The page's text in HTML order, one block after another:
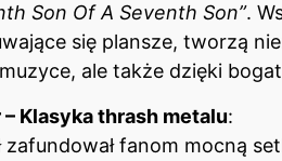
Son Of A Seventh Son”.
się plansze, tworzą
ale także dzięki
Klasyka thrash metalu:
zafundował fanom mocną